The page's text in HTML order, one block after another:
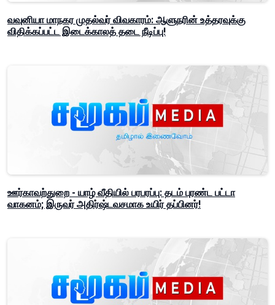
வவுனியா மாநகர முதல்வர் விவகாரம்: ஆளுநரின் உத்தரவுக்கு
விதிக்கப்பட்ட இடைக்காலத் தடை நீடிப்பு!
ஊர்காவற்துறை - யாழ் வீதியில் பரபரப்பு: தடம் புரண்ட பட்டா
வாகனம்; இருவர் அதிர்ஷ்டவசமாக உயிர் தப்பினர்!